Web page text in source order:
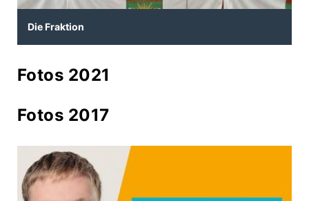
Die Fraktion
Fotos 2021
Fotos 2017